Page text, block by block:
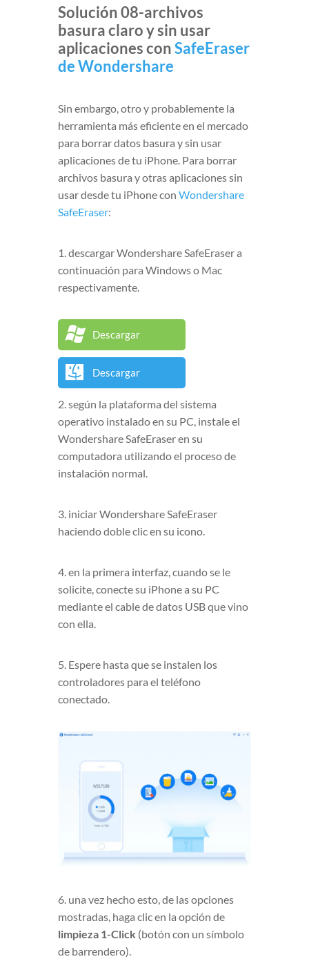
Solución 08-archivos
basura claro y sin usar
aplicaciones conSafeEraser
de Wondershare
Sin embargo, otro y probablemente la
herramienta más eficiente en el mercado
para borrar datos basura y sin usar
aplicaciones de tu iPhone. Para borrar
archivos basura y otras aplicaciones sin
usar desde tu iPhone con Wondershare
SafeEraser:
1. descargar Wondershare SafeEraser a
continuación para Windows o Mac
respectivamente.
Descargar
Descargar
2. según la plataforma del sistema
operativo instalado en su PC, instale el
Wondershare SafeEraser en su
computadora utilizando el proceso de
instalación normal.
3. iniciar Wondershare SafeEraser
haciendo doble clic en su icono.
4. en la primera interfaz, cuando se le
solicite, conecte su iPhone a su PC
mediante el cable de datos USB que vino
con ella.
5. Espere hasta que se instalen los
controladores para el teléfono
conectado.
6. una vez hecho esto, de las opciones
mostradas, haga clic en la opción de
limpieza 1-Click (botón con un símbolo
de barrendero).